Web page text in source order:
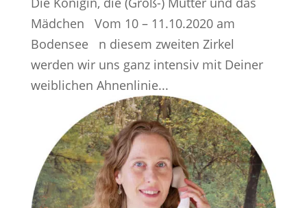
Mädchen Vom 10 – 11.10.2020 am
Bodensee n diesem zweiten Zirkel
werden wir uns ganz intensiv mit Deiner
weiblichen Ahnenlinie...